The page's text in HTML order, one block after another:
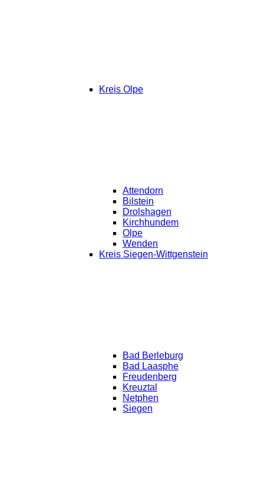
Kreis Olpe
Attendorn
Bilstein
Drolshagen
Kirchhundem
Olpe
Wenden
Kreis Siegen-Wittgenstein
Bad Berleburg
Bad Laasphe
Freudenberg
Kreuztal
Netphen
Siegen